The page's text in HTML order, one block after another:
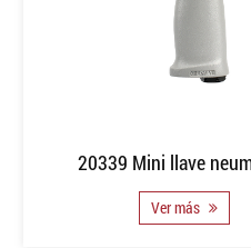
20339 Mini llave
Ver más